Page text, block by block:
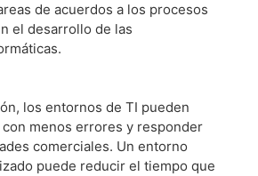
de acuerdos a los procesos
el desarrollo de las
los entornos de TI pueden
menos errores y responder
comerciales. Un entorno
puede reducir el tiempo que